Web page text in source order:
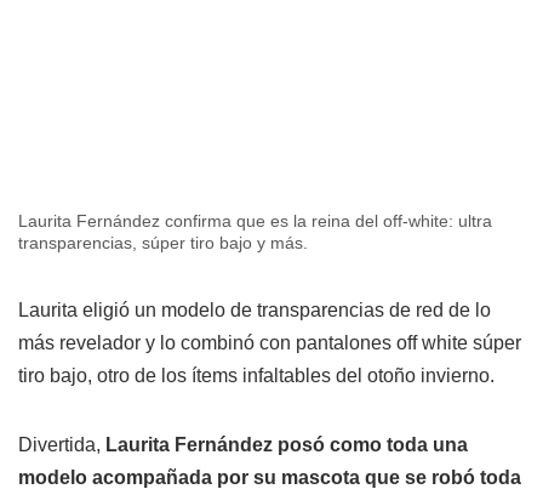
Laurita Fernández confirma que es la reina del off-white: ultra
transparencias, súper tiro bajo y más.
Laurita eligió un modelo de transparencias de red de lo
más revelador y lo combinó con pantalones off white súper
tiro bajo, otro de los ítems infaltables del otoño invierno.
Divertida, Laurita Fernández posó como toda una
modelo acompañada por su mascota que se robó toda